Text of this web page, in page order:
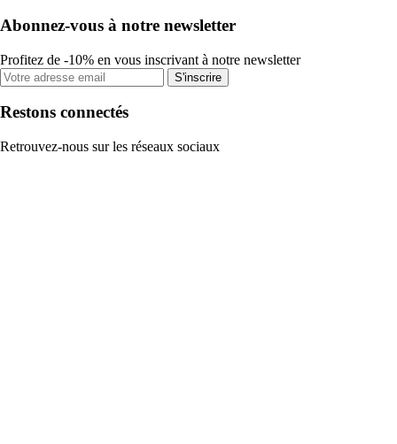
Abonnez-vous à notre newsletter
Profitez de -10% en vous inscrivant à notre newsletter
S'inscrire
Restons connectés
Retrouvez-nous sur les réseaux sociaux